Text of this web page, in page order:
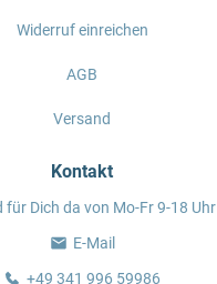
Widerruf einreichen
AGB
Versand
Kontakt
für Dich da von Mo-Fr 9-18 Uhr
E-Mail
+49 341 996 59986